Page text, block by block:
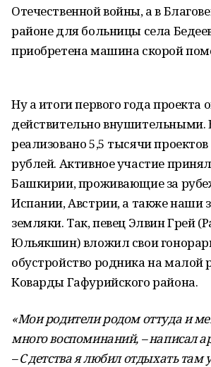
Отечественной войны, а в
районе для больницы села
приобретена машина скорой
Ну а итоги первого года проекта
действительно внушительными.
реализовано 5,5 тысячи
рублей. Активное участие
Башкирии, проживающие за
Испании, Австрии, а также наши
земляки. Так, певец Элвин Грей
Юльякшин) вложил свои
обустройство родника на малой
Коварды Гафурийского района.
«Мои родители родом оттуда и
много воспоминаний, – написал
– С детства я любил отдыхать